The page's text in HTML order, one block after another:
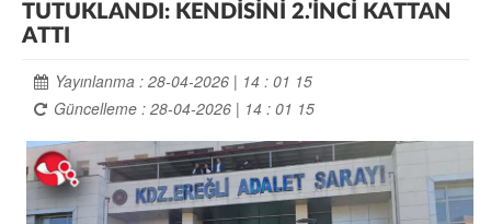
TUTUKLANDI: KENDİSİNİ 2.'İNCİ KATTAN
ATTI
Yayınlanma : 28-04-2026 | 14 : 01 15
Güncelleme : 28-04-2026 | 14 : 01 15